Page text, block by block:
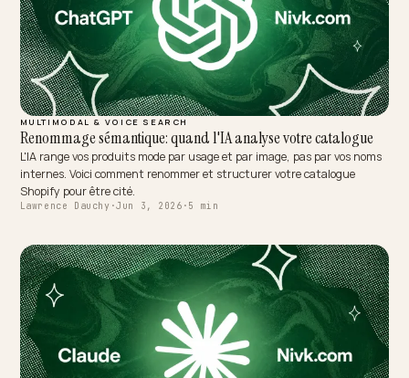
AI SEARCH RECOVERY
Get Cited Past the AI Top-10 Affiliate Roundups
AI often answers from affiliate top-10 lists, not your store. Here is
to become the authoritative primary source and redirect buyer
Lawrence Dauchy·Jun 3, 2026·4 min